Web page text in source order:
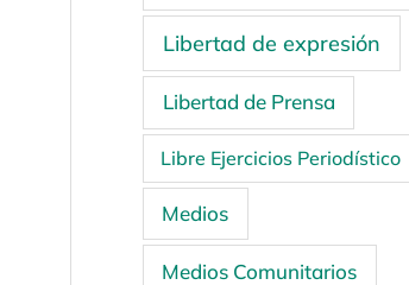
Libertad de expresión
Libertad de Prensa
Libre Ejercicios Periodístico
Medios
Medios Comunitarios